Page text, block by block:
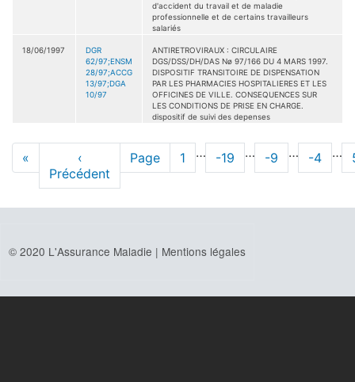
d'accident du travail et de maladie
professionnelle et de certains travailleurs
salariés
18/06/1997
DGR
62/97;ENSM
28/97;ACCG
13/97;DGA
10/97
ANTIRETROVIRAUX : CIRCULAIRE
DGS/DSS/DH/DAS Nø 97/166 DU 4 MARS 1997.
DISPOSITIF TRANSITOIRE DE DISPENSATION
PAR LES PHARMACIES HOSPITALIERES ET LES
OFFICINES DE VILLE. CONSEQUENCES SUR
LES CONDITIONS DE PRISE EN CHARGE.
dispositif de suivi des depenses
Pagination
Première
page
«
Page
précédente
‹
Précédent
Page Page
1 … Page
-19 … Page
-9 … Page
-4 …
© 2020 L'Assurance Maladie | Mentions légales